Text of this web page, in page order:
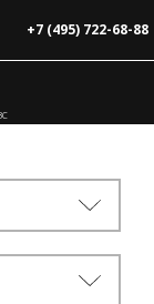
+7 (495) 722-68-88